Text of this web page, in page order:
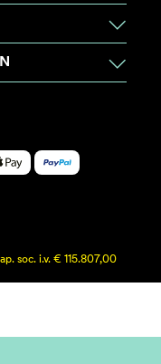
soc. i.v. € 115.807,00